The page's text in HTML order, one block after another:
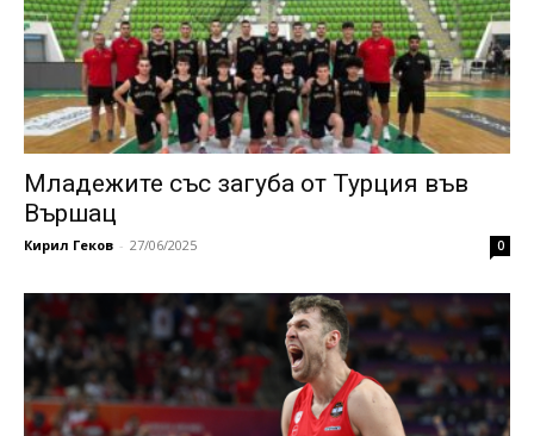
Младежите със загуба от Турция във
Вършац
Кирил Геков - 27/06/2025 0